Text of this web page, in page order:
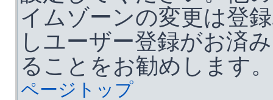
イムゾーンの変更は登
しユーザー登録がお済
ることをお勧めします。
ページトップ